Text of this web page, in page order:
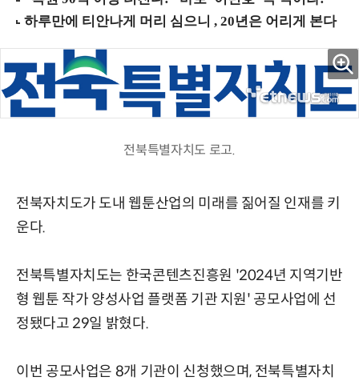
전북특별자치도 로고.
전북자치도가 도내 웹툰산업의 미래를 짊어질 인재를 키
운다.
전북특별자치도는 한국콘텐츠진흥원 '2024년 지역기반
형 웹툰 작가 양성사업 플랫폼 기관 지원' 공모사업에 선
정됐다고 29일 밝혔다.
이번 공모사업은 8개 기관이 신청했으며, 전북특별자치